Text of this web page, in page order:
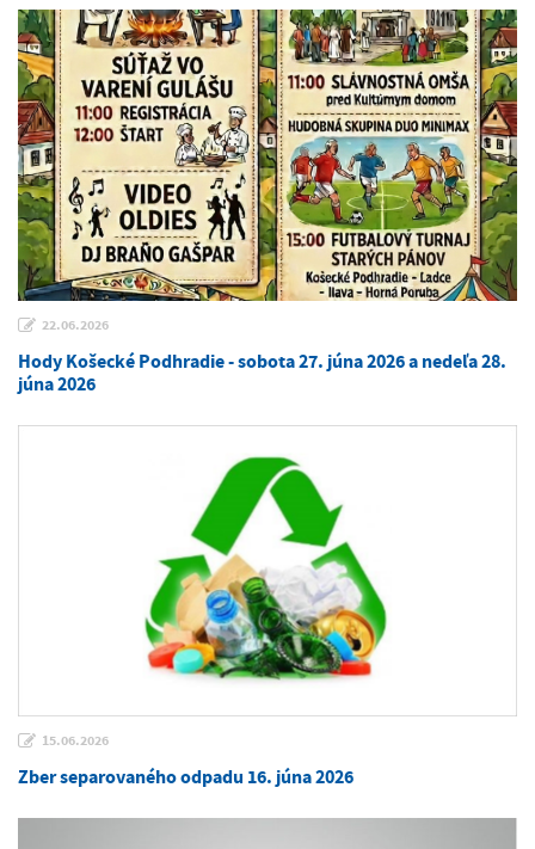
22.06.2026
Hody Košecké Podhradie - sobota 27. júna 2026 a nedeľa 28.
júna 2026
15.06.2026
Zber separovaného odpadu 16. júna 2026